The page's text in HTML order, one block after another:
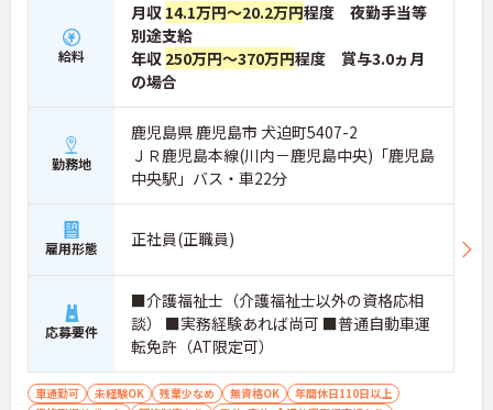
給料
月収 14.1万円～20.2万円程度 夜勤手当等
別途支給
年収 250万円～370万円程度 賞与3.0ヵ月
の場合
勤務地
鹿児島県 鹿児島市 犬迫町5407-2
ＪＲ鹿児島本線(川内－鹿児島中央)「鹿児島
中央駅」バス・車22分
雇用形態 正社員(正職員)
応募要件
■介護福祉士（介護福祉士以外の資格応相
談） ■実務経験あれば尚可 ■普通自動車運
転免許（AT限定可）
車通勤可 未経験OK 残業少なめ 無資格OK
年間休日110日以上